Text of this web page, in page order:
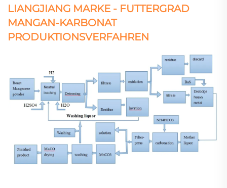
LIANGJIANG MARKE - FUTTERGRAD
MANGAN-KARBONAT
PRODUKTIONSVERFAHREN